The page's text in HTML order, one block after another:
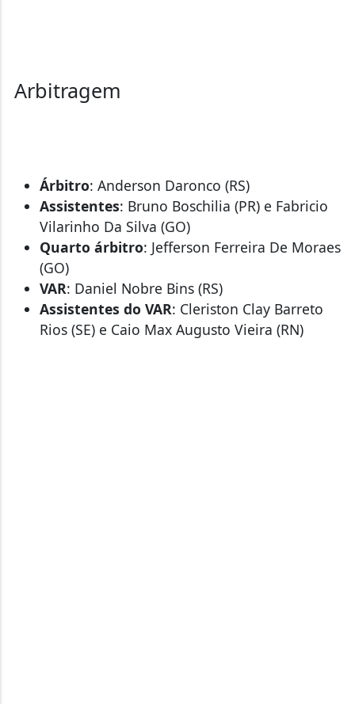
Arbitragem
Árbitro: Anderson Daronco (RS)
Assistentes: Bruno Boschilia (PR) e Fabricio
Vilarinho Da Silva (GO)
Quarto árbitro: Jefferson Ferreira De Moraes
(GO)
VAR: Daniel Nobre Bins (RS)
Assistentes do VAR: Cleriston Clay Barreto
Rios (SE) e Caio Max Augusto Vieira (RN)